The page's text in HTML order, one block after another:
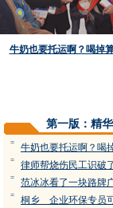
牛奶也要托运啊？喝掉
第一版：精
= 牛奶也要托运啊？喝
= 律师帮烧伤民工识破
= 范冰冰看了一块路牌
= 桐乡 企业环保专员